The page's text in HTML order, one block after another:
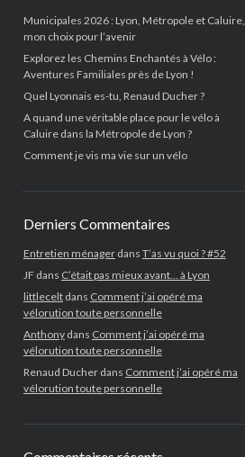
Municipales 2026 : Lyon, Métropole et Caluire,
mon choix pour l’avenir
Explorez les Chemins Enchantés à Vélo :
Aventures Familiales près de Lyon !
Quel Lyonnais es-tu, Renaud Ducher ?
A quand une véritable place pour le vélo à
Caluire dans la Métropole de Lyon ?
Comment je vis ma vie sur un vélo
Derniers Commentaires
Entretien ménagerdans T’as vu quoi ? #52
JF dans C’était pas mieux avant… à Lyon
littleceltdans Comment j’ai opéré ma
vélorution toute personnelle
Anthonydans Comment j’ai opéré ma
vélorution toute personnelle
Renaud Ducherdans Comment j’ai opéré ma
vélorution toute personnelle